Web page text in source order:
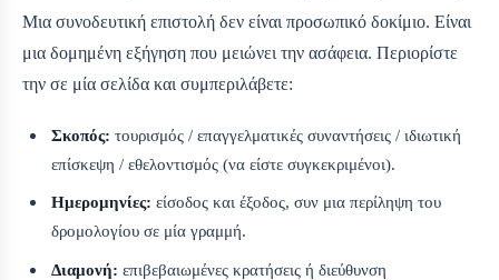
Μια συνοδευτική επιστολή δεν είναι προσωπικό δοκίμιο. Είναι
μια δομημένη εξήγηση που μειώνει την ασάφεια. Περιορίστε
την σε μία σελίδα και συμπεριλάβετε:
Σκοπός: τουρισμός / επαγγελματικές συναντήσεις / ιδιωτική
επίσκεψη / εθελοντισμός (να είστε συγκεκριμένοι).
Ημερομηνίες: είσοδος και έξοδος, συν μια περίληψη του
δρομολογίου σε μία γραμμή.
Διαμονή: επιβεβαιωμένες κρατήσεις ή διεύθυνση